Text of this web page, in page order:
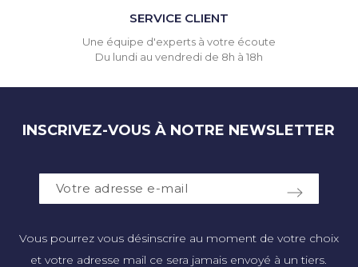
SERVICE CLIENT
Une équipe d'experts à votre écoute
Du lundi au vendredi de 8h à 18h
INSCRIVEZ-VOUS À NOTRE NEWSLETTER
Vous pourrez vous désinscrire au moment de votre choix
et votre adresse mail ce sera jamais envoyé à un tiers.